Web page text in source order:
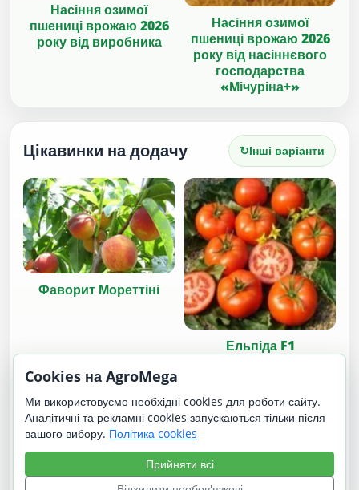
Насіння озимої
пшениці врожаю 2026
року від виробника
Насіння озимої
пшениці врожаю 2026
року від насіннєвого
господарства
«Мічуріна+»
Цікавинки на додачу ↻Інші варіанти
Фаворит Мореттіні
Ельпіда F1
Польська Пігора
Cookies на AgroMega
Ми використовуємо необхідні cookies для роботи сайту.
Аналітичні та рекламні cookies запускаються тільки після
вашого вибору. Політика cookies
Прийняти всі